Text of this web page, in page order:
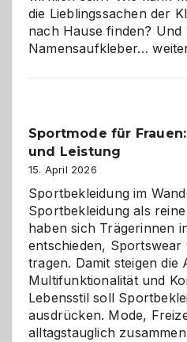
die Lieblingssachen der
nach Hause finden? Und
Namensaufkleber…
gegen
Sportmode für
und Leistung
15. April 2026
Sportbekleidung im
Sportbekleidung als
haben sich Trägerinnen
entschieden, Sportswear
tragen. Damit steigen die
Multifunktionalität und
Lebensstil soll
ausdrücken. Mode,
alltagstauglich